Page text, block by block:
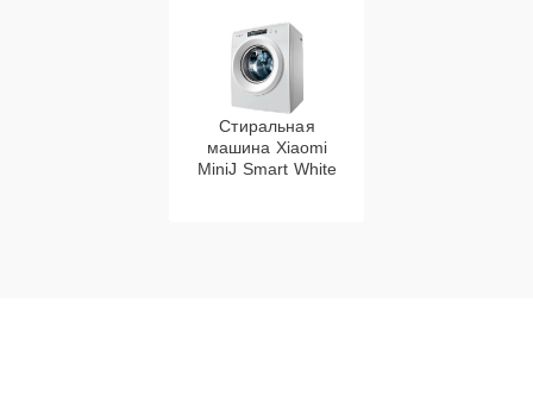
Стиральная
машина Xiaomi
MiniJ Smart White